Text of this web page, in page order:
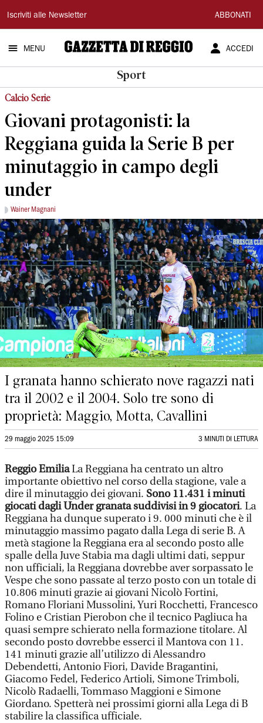
Gazzetta
di
Reggio
Iscriviti alle Newsletter ABBONATI
MENU ACCEDI
Sport
Calcio Serie
Giovani protagonisti: la
Reggiana guida la Serie B per
minutaggio in campo degli
under
Wainer Magnani
I granata hanno schierato nove ragazzi nati
tra il 2002 e il 2004. Solo tre sono di
proprietà: Maggio, Motta, Cavallini
29 maggio 2025 15:09 3 MINUTI DI LETTURA
Reggio EmiliaLa Reggiana ha centrato un altro
importante obiettivo nel corso della stagione, vale a
dire il minutaggio dei giovani. Sono 11.431 i minuti
giocati dagli Under granata suddivisi in 9 giocatori. La
Reggiana ha dunque superato i 9. 000 minuti che è il
minutaggio massimo pagato dalla Lega di serie B. A
metà stagione la Reggiana era al secondo posto alle
spalle della Juve Stabia ma dagli ultimi dati, seppur
non ufficiali, la Reggiana dovrebbe aver sorpassato le
Vespe che sono passate al terzo posto con un totale di
10.806 minuti grazie ai giovani Nicolò Fortini,
Romano Floriani Mussolini, Yuri Rocchetti, Francesco
Folino e Cristian Pierobon che il tecnico Pagliuca ha
quasi sempre schierato nella formazione titolare. Al
secondo posto dovrebbe esserci il Mantova con 11.
141 minuti grazie all’utilizzo di Alessandro
Debendetti, Antonio Fiori, Davide Bragantini,
Giacomo Fedel, Federico Artioli, Simone Trimboli,
Nicolò Radaelli, Tommaso Maggioni e Simone
Giordano. Spetterà nei prossimi giorni alla Lega di B
stabilire la classifica ufficiale.